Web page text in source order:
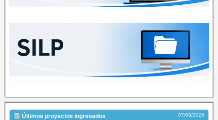
Últimos proyectos ingresados 07/08/2026